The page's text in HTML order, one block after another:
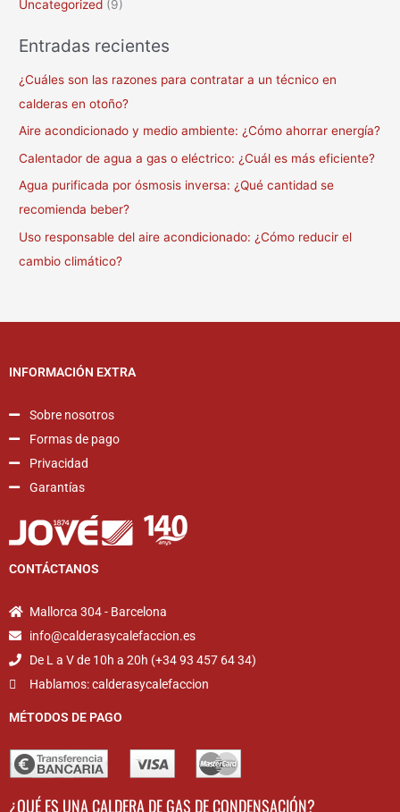
Uncategorized (9)
Entradas recientes
¿Cuáles son las razones para contratar a un técnico en
calderas en otoño?
Aire acondicionado y medio ambiente: ¿Cómo ahorrar energía?
Calentador de agua a gas o eléctrico: ¿Cuál es más eficiente?
Agua purificada por ósmosis inversa: ¿Qué cantidad se
recomienda beber?
Uso responsable del aire acondicionado: ¿Cómo reducir el
cambio climático?
INFORMACIÓN EXTRA
Sobre nosotros
Formas de pago
Privacidad
Garantías
CONTÁCTANOS
Mallorca 304 - Barcelona
info@calderasycalefaccion.es
De L a V de 10h a 20h (+34 93 457 64 34)
Hablamos: calderasycalefaccion
MÉTODOS DE PAGO
¿QUÉ ES UNA CALDERA DE GAS DE CONDENSACIÓN?